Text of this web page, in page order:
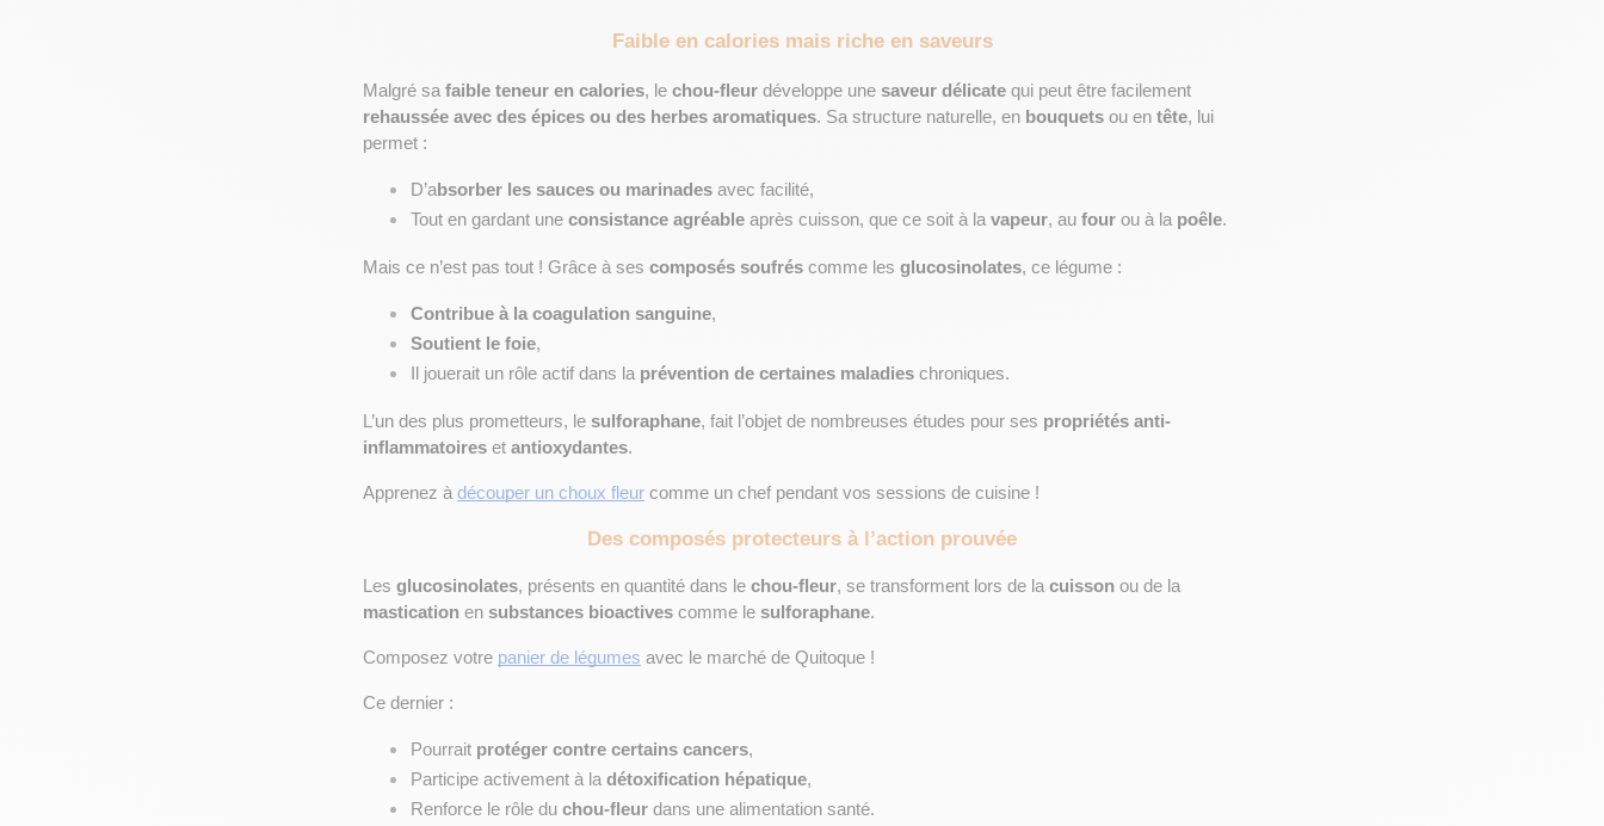
Faible en calories mais riche en saveurs
Malgré sa faible teneur en calories, le chou-fleur développe une saveur délicate
rehaussée avec des épices ou des herbes aromatiques. Sa structure naturelle, en bouquets ou en tête, lui
permet :
D’absorber les sauces ou marinades avec facilité,
Tout en gardant une consistance agréable après cuisson, que ce soit à la vapeur, au four ou à la poêle.
Mais ce n’est pas tout ! Grâce à ses composés soufrés comme les glucosinolates, ce légume :
Contribue à la coagulation sanguine,
Soutient le foie,
Il jouerait un rôle actif dans la prévention de certaines maladies chroniques.
L’un des plus prometteurs, le sulforaphane, fait l’objet de nombreuses études pour ses propriétés anti-
inflammatoires et antioxydantes.
Apprenez à découper un choux fleur comme un chef pendant vos sessions de cuisine !
Des composés protecteurs à l’action prouvée
Les glucosinolates, présents en quantité dans le chou-fleur, se transforment lors de la cuisson
mastication en substances bioactives comme le sulforaphane.
Composez votre panier de légumes avec le marché de Quitoque !
Ce dernier :
Pourrait protéger contre certains cancers,
Participe activement à la détoxification hépatique,
Renforce le rôle du chou-fleur dans une alimentation santé.